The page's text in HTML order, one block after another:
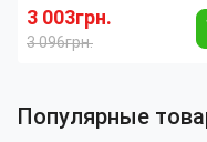
лампой и подставкой
книг, канцелярии, 70х50
синяя Розовый
3 003грн.
3 096грн.
Популярные